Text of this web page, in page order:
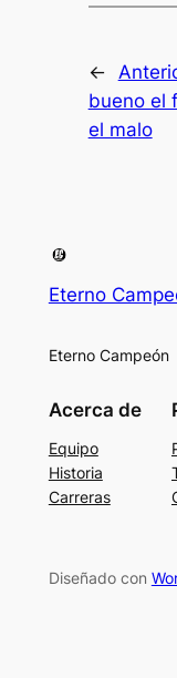
←
bueno el
el malo
Eterno
Eterno Campeón
Acerca de
Equipo
Historia
Carreras
Diseñado con